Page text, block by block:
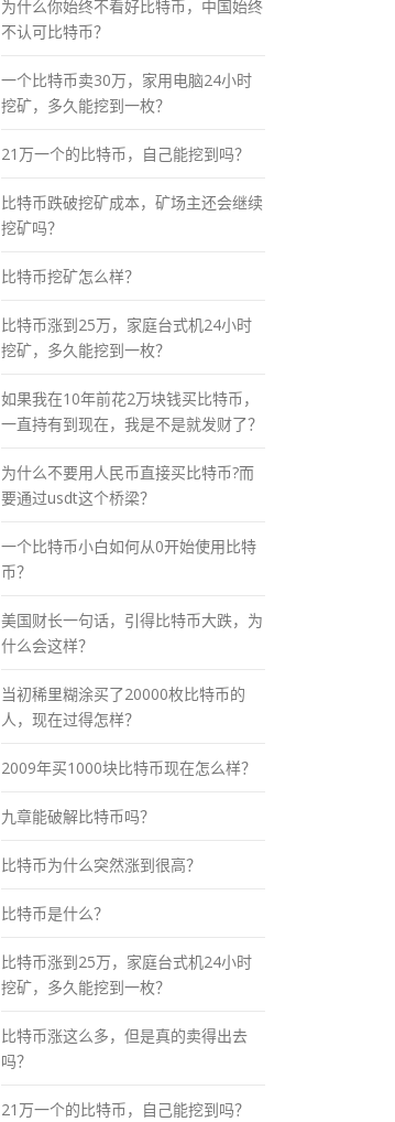
为什么你始终不看好比特币，中国始终
不认可比特币？
一个比特币卖30万，家用电脑24小时
挖矿，多久能挖到一枚？
21万一个的比特币，自己能挖到吗？
比特币跌破挖矿成本，矿场主还会继续
挖矿吗？
比特币挖矿怎么样？
比特币涨到25万，家庭台式机24小时
挖矿，多久能挖到一枚？
如果我在10年前花2万块钱买比特币，
一直持有到现在，我是不是就发财了？
为什么不要用人民币直接买比特币?而
要通过usdt这个桥梁？
一个比特币小白如何从0开始使用比特
币？
美国财长一句话，引得比特币大跌，为
什么会这样？
当初稀里糊涂买了20000枚比特币的
人，现在过得怎样？
2009年买1000块比特币现在怎么样？
九章能破解比特币吗？
比特币为什么突然涨到很高？
比特币是什么？
比特币涨到25万，家庭台式机24小时
挖矿，多久能挖到一枚？
比特币涨这么多，但是真的卖得出去
吗？
21万一个的比特币，自己能挖到吗？